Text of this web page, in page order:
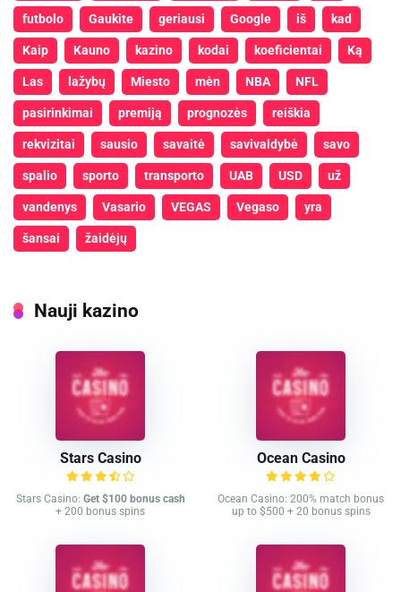
futbolo Gaukite geriausi Google iš kad
Kaip Kauno kazino kodai koeficientai Ką
Las lažybų Miesto mėn NBA NFL
pasirinkimai premiją prognozės reiškia
rekvizitai sausio savaitė savivaldybė savo
spalio sporto transporto UAB USD už
vandenys Vasario VEGAS Vegaso yra
šansai žaidėjų
Nauji kazino
Stars Casino
Stars Casino: Get $100 bonus cash
+ 200 bonus spins
Ocean Casino
Ocean Casino: 200% match bonus
up to $500 + 20 bonus spins